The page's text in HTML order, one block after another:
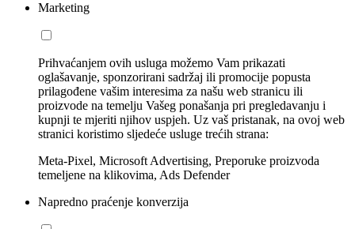
Marketing
Prihvaćanjem ovih usluga možemo Vam prikazati
oglašavanje, sponzorirani sadržaj ili promocije popusta
prilagođene vašim interesima za našu web stranicu ili
proizvode na temelju Vašeg ponašanja pri pregledavanju i
kupnji te mjeriti njihov uspjeh. Uz vaš pristanak, na ovoj web
stranici koristimo sljedeće usluge trećih strana:
Meta-Pixel, Microsoft Advertising, Preporuke proizvoda
temeljene na klikovima, Ads Defender
Napredno praćenje konverzija